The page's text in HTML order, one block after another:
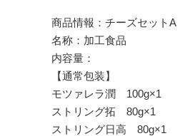
商品情報：チーズセットA
名称：加工食品
内容量：
【通常包装】
モツァレラ潤 100g×1
ストリング拓 80g×1
ストリング日高 80g×1